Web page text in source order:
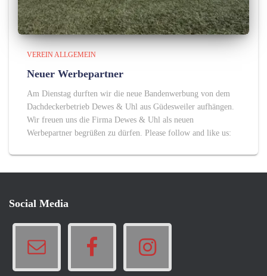
VEREIN ALLGEMEIN
Neuer Werbepartner
Am Dienstag durften wir die neue Bandenwerbung von dem
Dachdeckerbetrieb Dewes & Uhl aus Güdesweiler aufhängen.
Wir freuen uns die Firma Dewes & Uhl als neuen
Werbepartner begrüßen zu dürfen. Please follow and like us:
Social Media